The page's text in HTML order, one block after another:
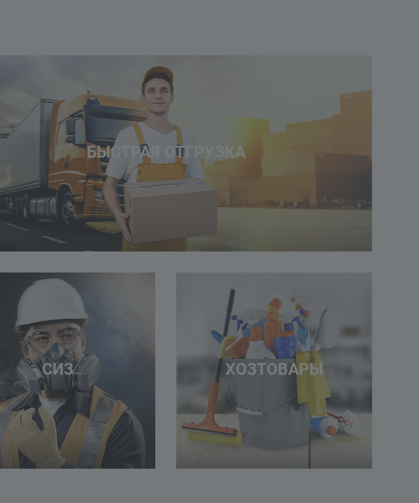
БЫСТРАЯ ОТГРУЗКА
СИЗ ХОЗТОВАРЫ